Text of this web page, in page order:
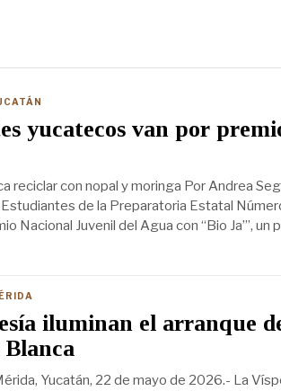
yucatecos van por
reciclar con nopal y moringa Por Andrea
de la Preparatoria Estatal
Nacional Juvenil del Agua con “Bio Ja’”, un
iluminan el arranque
Yucatán, 22 de mayo de 2026.- La